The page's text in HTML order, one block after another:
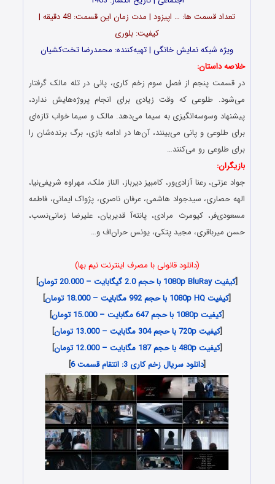
تعداد قسمت‌ ها: … اپیزود | مدت زمان این قسمت: 48 دقیقه |
کیفیت: بلوری
ویژه شبکه نمایش خانگی | تهیه‌کننده: محمدرضا تخت‌کشیان
خلاصه داستان:
در قسمت پنجم از فصل سوم زخم کاری، پانی در تله مالک گرفتار
می‌شود. طلوعی که وقت زیادی برای انجام پروژه‌هایش ندارد،
پیشنهاد وسوسه‌انگیزی به سیما می‌دهد. مالک و‌ سیما خواب تازه‌ای
برای طلوعی و پانی می‌بینند، آن‌ها در ادامه‌‌ بازی، برگ برنده‌‌‌‌‌‌‌شان را
برای طلوعی رو می‌کنند…
بازیگران:
جواد عزتی، رعنا آزادی‌ور، کامبیز دیرباز، الناز ملک، مهراوه شریفی‌نیا،
الهه حصاری، سیدجواد هاشمی، عرفان ناصری، پژواک ایمانی، فاطمه
مسعودی‌فر، کیومرث مرادی، پانته‌آ قدیریان، علیرضا زمانی‌نسب،
حسن میرباقری، مجید پتکی، یونس حران‌اف و…
(دانلود قانونی با مصرف اینترنت نیم بها)
[کیفیت 1080p BluRay با حجم 2.0 گیگابایت – 20.000 تومان
]
[کیفیت 1080p HQ با حجم 992 مگابایت – 18.000 تومان
]
[کیفیت 1080p با حجم 647 مگابایت – 15.000 تومان
]
[کیفیت 720p با حجم 304 مگابایت – 13.000 تومان
]
[کیفیت 480p با حجم 187 مگابایت – 12.000 تومان
]
[دانلود سریال زخم کاری 3: انتقام قسمت 6 ]